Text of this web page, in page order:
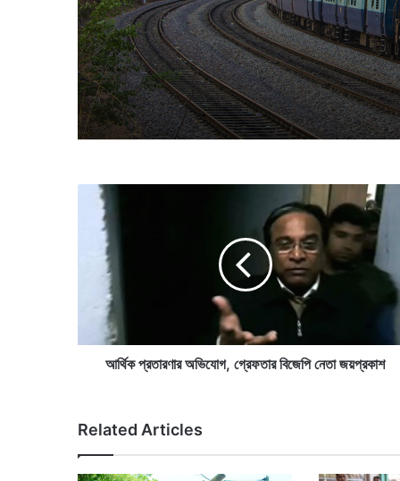
পশ্চিমবঙ্গের বড় প্রাপ্তি, ৩
কিলোমিটার একটি রেললাইন
গৃহকর্তা
অ
গ্রে
ফ
তা
আর্থিক প্রতারণার অভিযোগ, গ্রেফতার বিজেপি নেতা জয়প্রকাশ
Related Articles